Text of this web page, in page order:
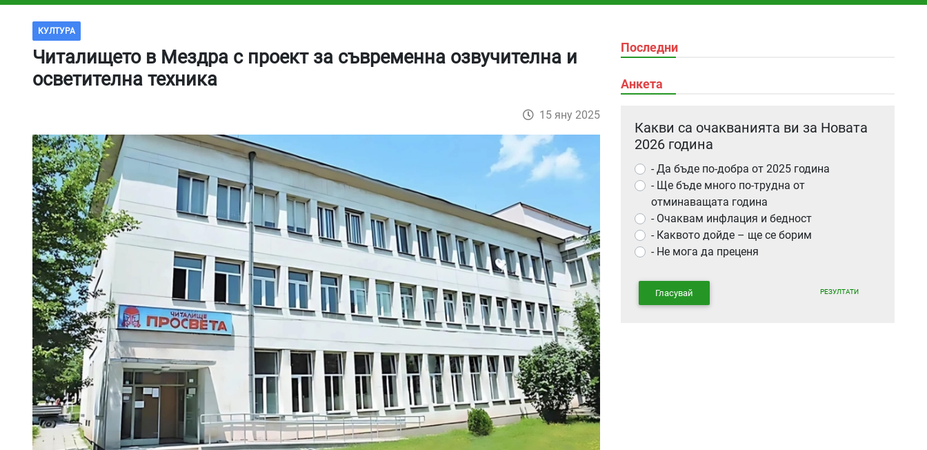
КУЛТУРА
Читалището в Мездра с проект за съвременна озвучителна и
осветителна техника
15 яну 2025
Последни
Анкета
Какви са очакванията ви за Новата
2026 година
- Да бъде по-добра от 2025 година
- Ще бъде много по-трудна от
отминаващата година
- Очаквам инфлация и бедност
- Каквото дойде – ще се борим
- Не мога да преценя
Гласувай РЕЗУЛТАТИ